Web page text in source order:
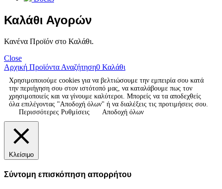
Καλάθι Αγορών
Κανένα Προϊόν στο Καλάθι.
Close
Αρχική Προϊόντα Αναζήτηση0 Καλάθι
Χρησιμοποιούμε cookies για να βελτιώσουμε την εμπειρία σου κατά
την περιήγηση σου στον ιστότοπό μας, να καταλάβουμε πως τον
χρησιμοποιείς και να γίνουμε καλύτεροι. Μπορείς να τα αποδεχθείς
όλα επιλέγοντας "Αποδοχή όλων" ή να διαλέξεις τις προτιμήσεις σου.
Περισσότερες Ρυθμίσεις
Αποδοχή όλων
Κλείσιμο
Σύντομη επισκόπηση απορρήτου